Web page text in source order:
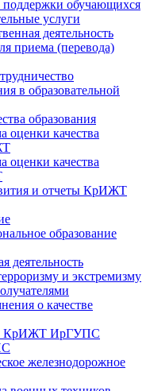
обучающихся
услуги
деятельность
приема (перевода)
в образовательной
образования
оценки качества
оценки качества
и отчеты КрИЖТ
образование
деятельность
и экстремизму
о качестве
КрИЖТ ИрГУПС
железнодорожное